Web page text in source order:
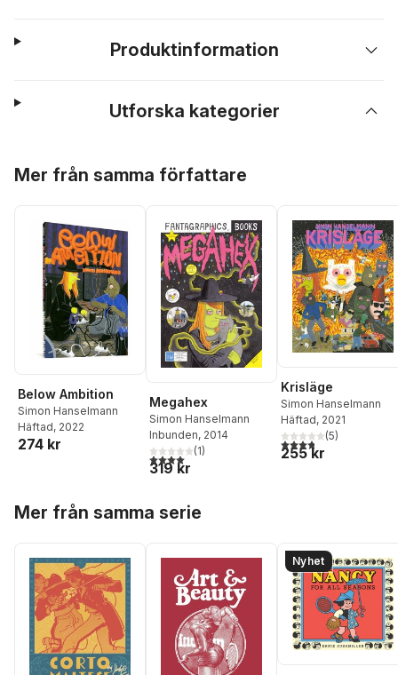
Produktinformation
Utforska kategorier
Mer från samma författare
Below Ambition
Simon Hanselmann
Häftad, 2022
274 kr
Megahex
Simon Hanselmann
Inbunden, 2014
4,0utav 5 stjärnor. Totalt antal röster:
(1)
319 kr
Krisläge
Simon Hanselmann
Häftad, 2021
3,8utav 5 stjärnor.
(5)
255 kr
Mer från samma serie
Nyhet